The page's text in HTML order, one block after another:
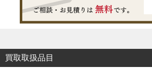
買取取扱品目